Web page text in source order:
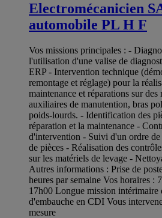
Electromécanicien
automobile PL H F
Vos missions principales : -
l'utilisation d'une valise de
ERP - Intervention technique
remontage et réglage) pour la
maintenance et réparations sur
auxiliaires de manutention, bras
poids-lourds. - Identification des
réparation et la maintenance -
d'intervention - Suivi d'un ordre
de pièces - Réalisation des
sur les matériels de levage -
Autres informations : Prise de
heures par semaine Vos horaires :
17h00 Longue mission intérimaire
d'embauche en CDI Vous
mesure